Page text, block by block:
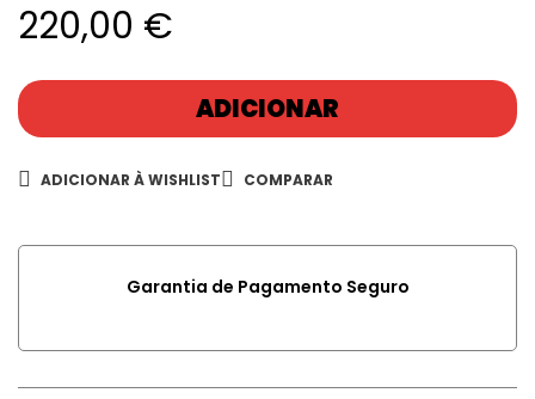
220,00 €
ADICIONAR
ADICIONAR À WISHLIST COMPARAR
Garantia de Pagamento Seguro